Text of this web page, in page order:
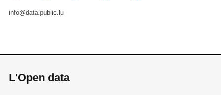
info@data.public.lu
L'Open data